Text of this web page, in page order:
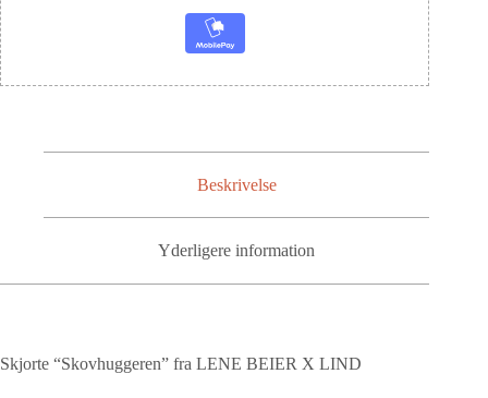
Beskrivelse
Yderligere information
Skjorte “Skovhuggeren” fra LENE BEIER X LIND